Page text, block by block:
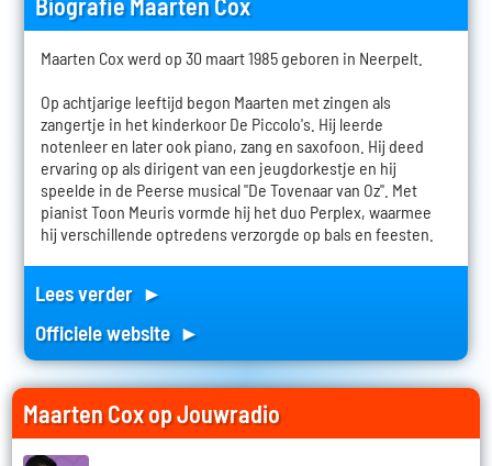
Biografie Maarten Cox
Maarten Cox werd op 30 maart 1985 geboren in Neerpelt.
Op achtjarige leeftijd begon Maarten met zingen als
zangertje in het kinderkoor De Piccolo's. Hij leerde
notenleer en later ook piano, zang en saxofoon. Hij deed
ervaring op als dirigent van een jeugdorkestje en hij
speelde in de Peerse musical "De Tovenaar van Oz". Met
pianist Toon Meuris vormde hij het duo Perplex, waarmee
hij verschillende optredens verzorgde op bals en feesten.
Lees verder ►
Officiele website ►
Maarten Cox op Jouwradio